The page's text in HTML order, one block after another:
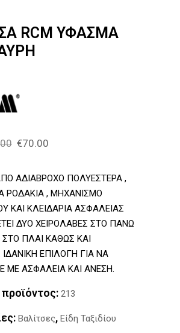
RCM ΥΦΑΣΜΑ
€70.00
ΑΔΙΑΒΡΟΧΟ ΠΟΛΥΕΣΤΕΡΑ ,
ΡΟΔΑΚΙΑ , ΜΗΧΑΝΙΣΜΟ
ΚΑΙ ΚΛΕΙΔΑΡΙΑ ΑΣΦΑΛΕΙΑΣ
ΔΥΟ ΧΕΙΡΟΛΑΒΕΣ ΣΤΟ ΠΑΝΩ
ΣΤΟ ΠΛΑΙ ΚΑΘΩΣ ΚΑΙ
ΕΠΙΛΟΓΗ ΓΙΑ ΝΑ
ΜΕ ΑΣΦΑΛΕΙΑ ΚΑΙ ΑΝΕΣΗ.
213
Βαλίτσες, Είδη Ταξιδίου